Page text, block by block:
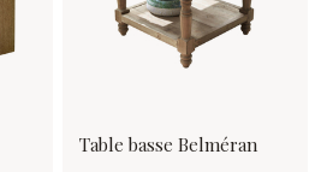
Table basse Belméran